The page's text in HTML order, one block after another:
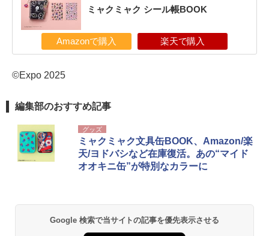
ミャクミャク シール帳BOOK
Amazonで購入 楽天で購入
©Expo 2025
編集部のおすすめ記事
グッズ
ミャクミャク文具缶BOOK、Amazon/楽
天/ヨドバシなど在庫復活。あの“マイド
オオキニ缶”が特別なカラーに
Google 検索で当サイトの記事を優先表示させる